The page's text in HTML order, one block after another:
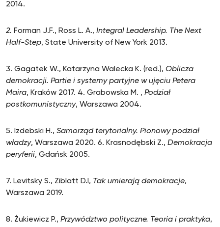
2014.
2. Forman J.F., Ross L. A., Integral Leadership. The Next
Half-Step, State University of New York 2013.
3. Gagatek W., Katarzyna Walecka K. (red.), Oblicza
demokracji. Partie i systemy partyjne w ujęciu Petera
Maira, Kraków 2017. 4. Grabowska M. , Podział
postkomunistyczny, Warszawa 2004.
5. Izdebski H., Samorząd terytorialny. Pionowy podział
władzy, Warszawa 2020. 6. Krasnodębski Z., Demokracja
peryferii, Gdańsk 2005.
7. Levitsky S., Ziblatt D.I, Tak umierają demokracje,
Warszawa 2019.
8. Żukiewicz P., Przywództwo polityczne. Teoria i praktyka,